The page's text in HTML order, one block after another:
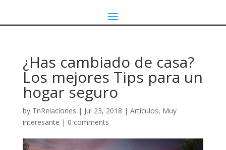
¿Has cambiado de casa?
Los mejores Tips para un
hogar seguro
by TnRelaciones | Jul 23, 2018 | Artículos, Muy
interesante | 0 comments